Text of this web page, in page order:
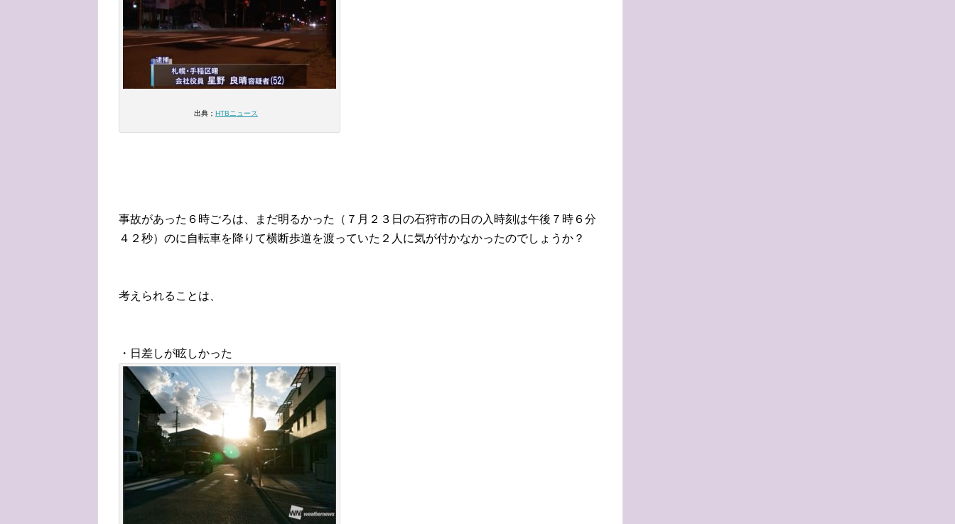
出典； HTBニュース
事故があった６時ごろは、まだ明るかった（７月２３日の石狩市の日の入時刻は午後７時６分
４２秒）のに自転車を降りて横断歩道を渡っていた２人に気が付かなかったのでしょうか？
考えられることは、
・日差しが眩しかった